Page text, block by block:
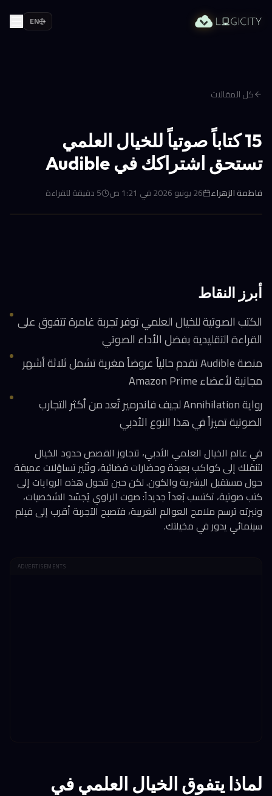
EN
كل المقالات
15 كتاباً صوتياً للخيال العلمي
تستحق اشتراكك في Audible
فاطمة الزهراء 26 يونيو 2026 في 1:21 ص 5دقيقة للقراءة
أبرز النقاط
الكتب الصوتية للخيال العلمي توفر تجربة غامرة تتفوق على
القراءة التقليدية بفضل الأداء الصوتي
منصة Audible تقدم حالياً عروضاً مغرية تشمل ثلاثة أشهر
مجانية لأعضاء Amazon Prime
رواية Annihilation لجيف فاندرمير تُعد من أكثر التجارب
الصوتية تميزاً في هذا النوع الأدبي
في عالم الخيال العلمي الأدبي، تتجاوز القصص حدود الخيال
لتنقلك إلى كواكب بعيدة وحضارات فضائية، وتُثير تساؤلات عميقة
حول مستقبل البشرية والكون. لكن حين تتحول هذه الروايات إلى
كتب صوتية، تكتسب بُعداً جديداً: صوت الراوي يُجسّد الشخصيات،
ونبرته ترسم ملامح العوالم الغريبة، فتصبح التجربة أقرب إلى فيلم
سينمائي يدور في مخيلتك.
ADVERTISEMENTS
لماذا يتفوق الخيال العلمي في